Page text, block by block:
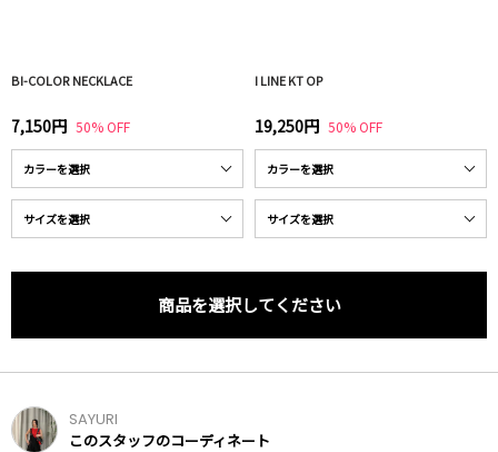
BI-COLOR NECKLACE
7,150円 50% OFF
I LINE KT OP
19,250円 50% OFF
商品を選択してください
SAYURI
このスタッフのコーディネート